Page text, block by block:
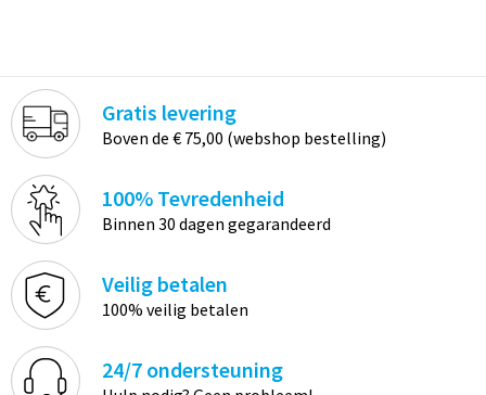
Gratis levering
Boven de € 75,00 (webshop bestelling)
100% Tevredenheid
Binnen 30 dagen gegarandeerd
Veilig betalen
100% veilig betalen
24/7 ondersteuning